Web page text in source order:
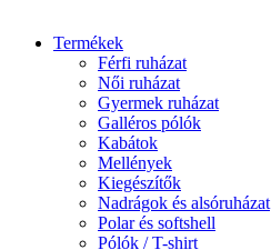
Termékek
Férfi ruházat
Női ruházat
Gyermek ruházat
Galléros pólók
Kabátok
Mellények
Kiegészítők
Nadrágok és alsóruházat
Polar és softshell
Pólók / T-shirt